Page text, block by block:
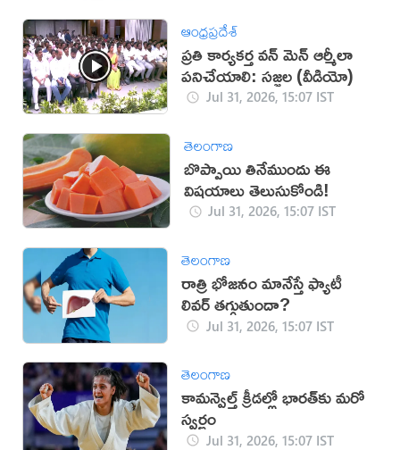
ఆంధ్రప్రదేశ్
ప్రతి కార్యకర్త వన్ మెన్ ఆర్మీలా
పనిచేయాలి: సజ్జల (వీడియో)
Jul 31, 2026, 15:07 IST
తెలంగాణ
బొప్పాయి తినేముందు ఈ
విషయాలు తెలుసుకోండి!
Jul 31, 2026, 15:07 IST
తెలంగాణ
రాత్రి భోజనం మానేస్తే ఫ్యాటీ
లివర్ తగ్గుతుందా?
Jul 31, 2026, 15:07 IST
తెలంగాణ
కామన్వెల్త్ క్రీడల్లో భారత్‌కు మరో
స్వర్ణం
Jul 31, 2026, 15:07 IST